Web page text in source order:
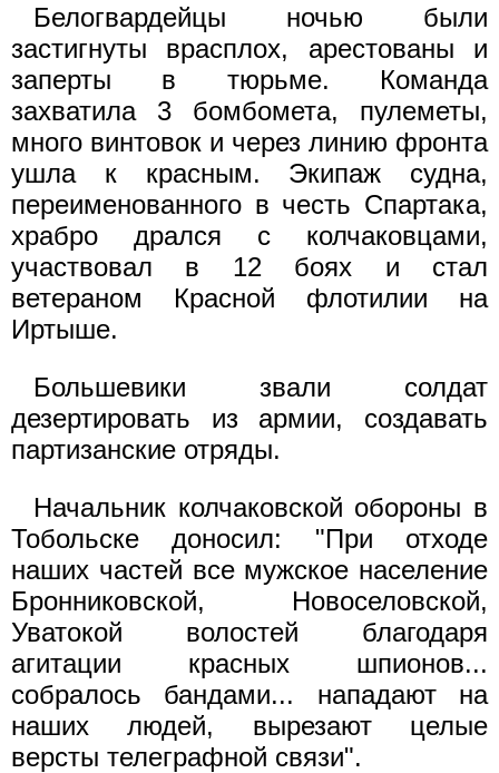
Белогвардейцы ночью были
застигнуты врасплох, арестованы и
заперты в тюрьме. Команда
захватила 3 бомбомета, пулеметы,
много винтовок и через линию фронта
ушла к красным. Экипаж судна,
переименованного в честь Спартака,
храбро дрался с колчаковцами,
участвовал в 12 боях и стал
ветераном Красной флотилии на
Иртыше.
Большевики звали солдат
дезертировать из армии, создавать
партизанские отряды.
Начальник колчаковской обороны в
Тобольске доносил: "При отходе
наших частей все мужское население
Бронниковской, Новоселовской,
Уватокой волостей благодаря
агитации красных шпионов...
собралось бандами... нападают на
наших людей, вырезают целые
версты телеграфной связи".